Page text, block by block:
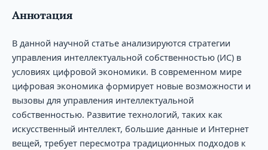
Аннотация
В данной научной статье анализируются стратегии
управления интеллектуальной собственностью (ИС) в
условиях цифровой экономики. В современном мире
цифровая экономика формирует новые возможности и
вызовы для управления интеллектуальной
собственностью. Развитие технологий, таких как
искусственный интеллект, большие данные и Интернет
вещей, требует пересмотра традиционных подходов к